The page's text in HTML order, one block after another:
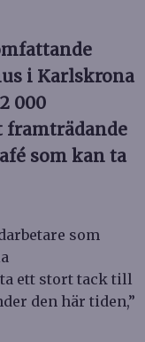
i Karlskrona
000
framträdande
som kan ta
som
ett stort tack till
den här tiden,”